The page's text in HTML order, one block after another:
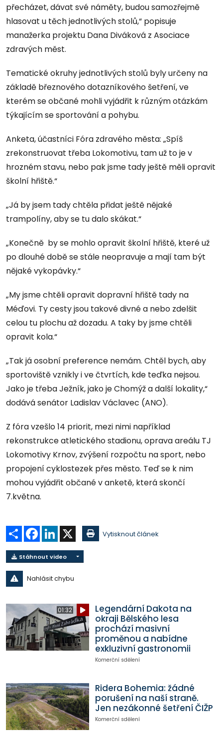
přecházet, dávat své náměty, budou samozřejmě
hlasovat u těch jednotlivých stolů,“ popisuje
manažerka projektu Dana Diváková z Asociace
zdravých měst.
Tematické okruhy jednotlivých stolů byly určeny na
základě březnového dotazníkového šetření, ve
kterém se občané mohli vyjádřit k různým otázkám
týkajícím se sportování a pohybu.
Anketa, účastníci Fóra zdravého města: „Spíš
zrekonstruovat třeba Lokomotivu, tam už to je v
hrozném stavu, nebo pak jsme tady ještě měli opravit
školní hřiště.“
„Já by jsem tady chtěla přidat ještě nějaké
trampolíny, aby se tu dalo skákat.“
„Konečně by se mohlo opravit školní hřiště, které už
po dlouhé době se stále neopravuje a mají tam být
nějaké vykopávky.“
„My jsme chtěli opravit dopravní hřiště tady na
Méďovi. Ty cesty jsou takové divné a nebo zdelšit
celou tu plochu až dozadu. A taky by jsme chtěli
opravit kola.“
„Tak já osobní preference nemám. Chtěl bych, aby
sportoviště vznikly i ve čtvrtích, kde teďka nejsou.
Jako je třeba Ježník, jako je Chomýž a další lokality,“
dodává senátor Ladislav Václavec (ANO).
Z fóra vzešlo 14 priorit, mezi nimi například
rekonstrukce atletického stadionu, oprava areálu TJ
Lokomotivy Krnov, zvýšení rozpočtu na sport, nebo
propojení cyklostezek přes město. Teď se k nim
mohou vyjádřit občané v anketě, která skončí
7.května.
Sdílet Facebook
LinkedIn Vytisknout článek
Stáhnout video
Nahlásit chybu
01:32
Legendární Dakota na
okraji Bělského lesa
prochází masivní
proměnou a nabídne
exkluzivní gastronomii
Komerční sdělení
Ridera Bohemia: žádné
porušení na naší straně.
Jen nezákonné šetření ČIŽP
Komerční sdělení